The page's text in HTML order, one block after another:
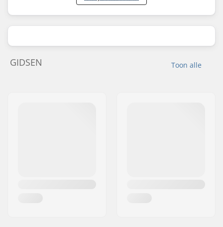
Toon alle
GIDSEN